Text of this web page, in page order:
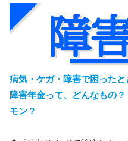
病気・ケガ・障害で困った
障害年金って、どんなもの
モン？